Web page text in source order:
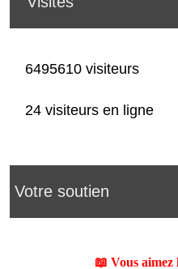
6495610 visiteurs
24 visiteurs en ligne
Votre soutien
📖 Vous aimez